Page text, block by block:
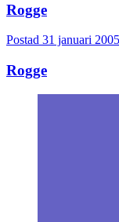
Rogge
Postad 31 januari 2005
Rogge